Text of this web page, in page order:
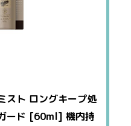
スト ロングキープ処
ード [60ml] 機内持